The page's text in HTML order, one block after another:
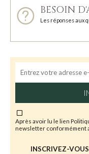
BESOIN
Les réponses aux
Après avoir lu le lien
newsletter conformément
INSCRIVEZ-